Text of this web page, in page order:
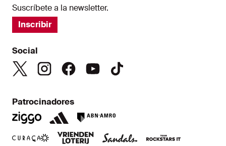
Suscríbete a la newsletter.
Inscribir
Social
Patrocinadores